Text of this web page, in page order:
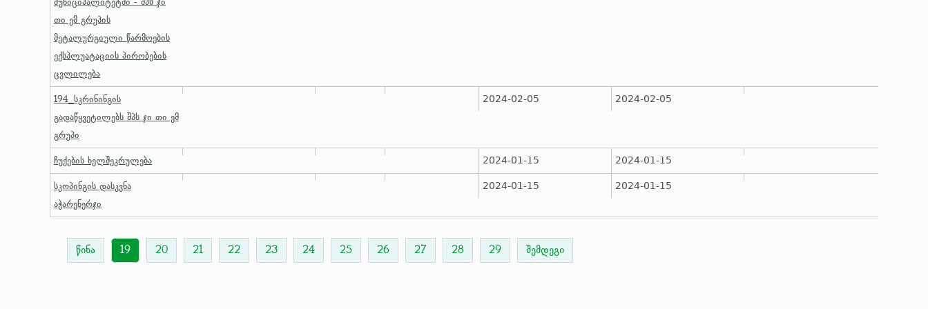
თი ემ გრუპის
მეტალურგიული წარმოების
ექსპლუატაციის პირობების
ცვლილება
194_სკრინინგის
გადაწყვეტილებს შპს ჯი თი ემ
გრუპი
2024-02-05 2024-02-05
ჩუქების ხელშეკრულება 2024-01-15 2024-01-15
სკოპინგის დასკვნა
აჭარენერჯი
2024-01-15 2024-01-15
წინა 19 20 21 22 23 24 25 26 27 28 29 შემდეგი